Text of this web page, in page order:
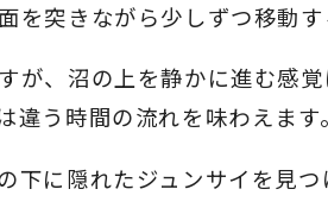
を突きながら少しずつ移動す
が、沼の上を静かに進む感
違う時間の流れを味わえます。
下に隠れたジュンサイを見つ